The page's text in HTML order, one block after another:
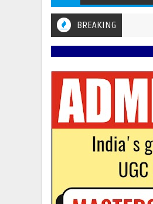
BREAKING